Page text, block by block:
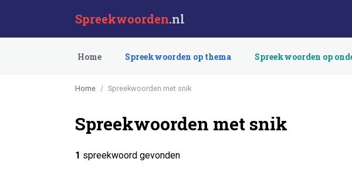
Spreekwoorden.nl
Home Spreekwoorden op thema Spreekwoorden op
Home Spreekwoorden met snik
Spreekwoorden met snik
1 spreekwoord gevonden